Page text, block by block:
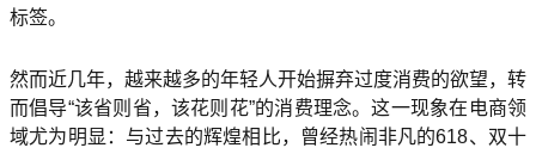
标签。
然而近几年，越来越多的年轻人开始摒弃过度消费的欲望，转
而倡导“该省则省，该花则花”的消费理念。这一现象在电商领
域尤为明显：与过去的辉煌相比，曾经热闹非凡的618、双十